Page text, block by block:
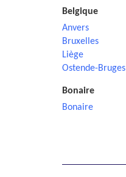
Belgique
Anvers
Bruxelles
Liège
Ostende-Bruges
Bonaire
Bonaire